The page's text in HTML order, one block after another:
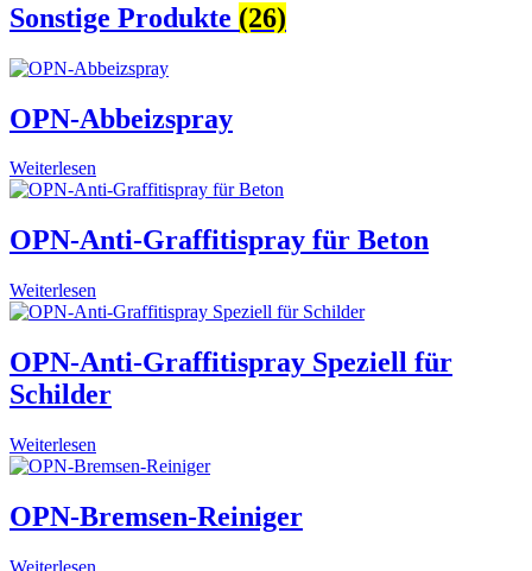
Sonstige Produkte (26)
OPN-Abbeizspray
Weiterlesen
OPN-Anti-Graffitispray für Beton
Weiterlesen
OPN-Anti-Graffitispray Speziell für
Schilder
Weiterlesen
OPN-Bremsen-Reiniger
Weiterlesen